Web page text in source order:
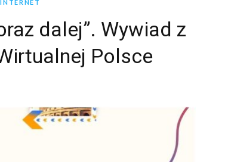
dalej”. Wywiad z
Polsce